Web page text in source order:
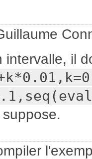
intervalle, il
suppose.